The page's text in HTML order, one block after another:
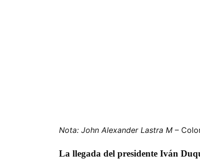
Nota: John Alexander Lastra M –
La llegada del presidente Iván